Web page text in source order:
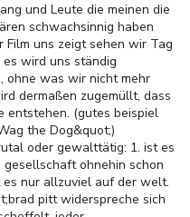
und Leute die meinen die
schwachsinnig haben
uns zeigt sehen wir Tag
wird uns ständig
ohne was wir nicht mehr
dermaßen zugemüllt, dass
entstehen. (gutes beispiel
the Dog&quot;)
oder gewalttätig: 1. ist es
ohnehin schon
es nur allzuviel auf der welt.
pitt widerspreche sich